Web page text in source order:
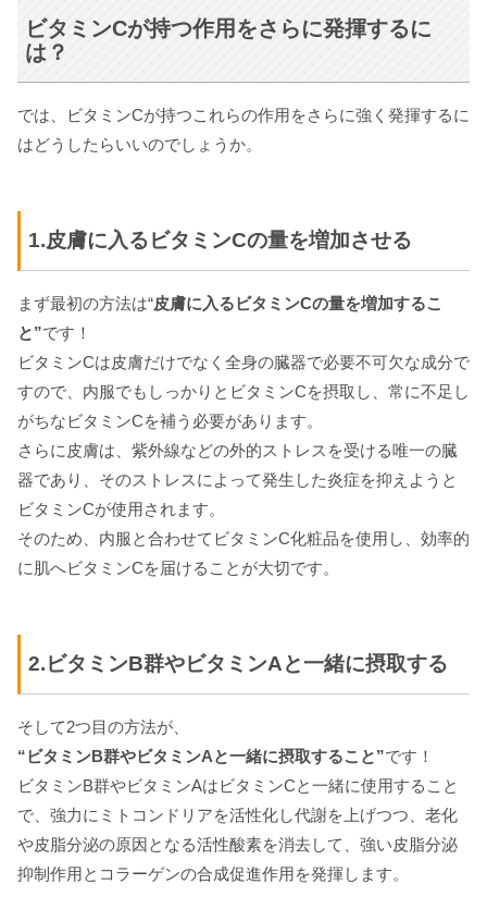
ビタミンCが持つ作用をさらに発揮するに
は？
では、ビタミンCが持つこれらの作用をさらに強く発揮するに
はどうしたらいいのでしょうか。
1.皮膚に入るビタミンCの量を増加させる
まず最初の方法は“皮膚に入るビタミンCの量を増加するこ
と”です！
ビタミンCは皮膚だけでなく全身の臓器で必要不可欠な成分で
すので、内服でもしっかりとビタミンCを摂取し、常に不足し
がちなビタミンCを補う必要があります。
さらに皮膚は、紫外線などの外的ストレスを受ける唯一の臓
器であり、そのストレスによって発生した炎症を抑えようと
ビタミンCが使用されます。
そのため、内服と合わせてビタミンC化粧品を使用し、効率的
に肌へビタミンCを届けることが大切です。
2.ビタミンB群やビタミンAと一緒に摂取する
そして2つ目の方法が、
“ビタミンB群やビタミンAと一緒に摂取すること”です！
ビタミンB群やビタミンAはビタミンCと一緒に使用すること
で、強力にミトコンドリアを活性化し代謝を上げつつ、老化
や皮脂分泌の原因となる活性酸素を消去して、強い皮脂分泌
抑制作用とコラーゲンの合成促進作用を発揮します。